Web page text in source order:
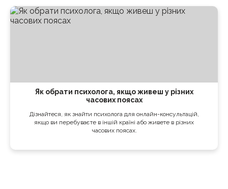
Як обрати психолога, якщо живеш у різних
часових поясах
Дізнайтеся, як знайти психолога для онлайн-консультацій,
якщо ви перебуваєте в іншій країні або живете в різних
часових поясах.